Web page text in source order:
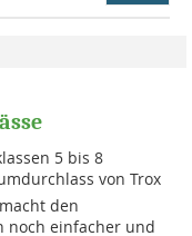
5 bis 8
von Trox
den
noch einfacher und